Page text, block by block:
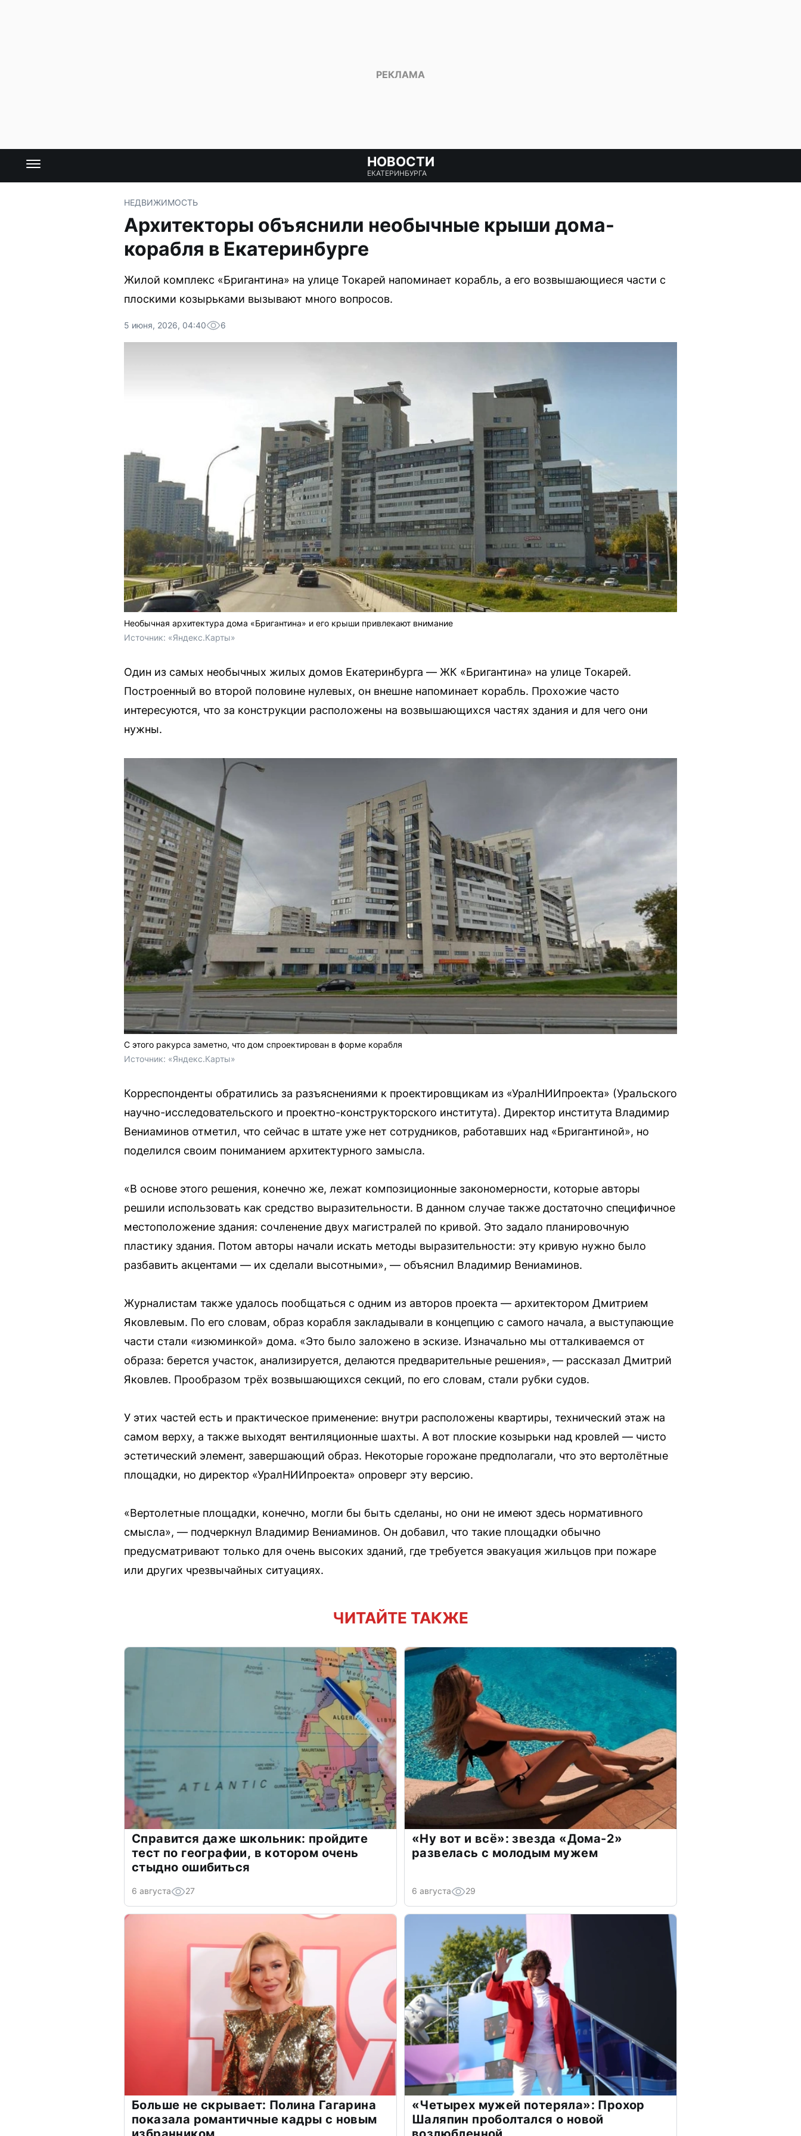
НОВОСТИ
ЕКАТЕРИНБУРГА
НЕДВИЖИМОСТЬ
Архитекторы объяснили необычные крыши дома-
корабля в Екатеринбурге
Жилой комплекс «Бригантина» на улице Токарей напоминает корабль, а его возвышающиеся части с
плоскими козырьками вызывают много вопросов.
5 июня, 2026, 04:40 6
Необычная архитектура дома «Бригантина» и его крыши привлекают внимание
Источник: «Яндекс.Карты»
Один из самых необычных жилых домов Екатеринбурга — ЖК «Бригантина» на улице Токарей.
Построенный во второй половине нулевых, он внешне напоминает корабль. Прохожие часто
интересуются, что за конструкции расположены на возвышающихся частях здания и для чего они
нужны.
С этого ракурса заметно, что дом спроектирован в форме корабля
Источник: «Яндекс.Карты»
Корреспонденты обратились за разъяснениями к проектировщикам из «УралНИИпроекта» (Уральского
научно-исследовательского и проектно-конструкторского института). Директор института Владимир
Вениаминов отметил, что сейчас в штате уже нет сотрудников, работавших над «Бригантиной», но
поделился своим пониманием архитектурного замысла.
«В основе этого решения, конечно же, лежат композиционные закономерности, которые авторы
решили использовать как средство выразительности. В данном случае также достаточно специфичное
местоположение здания: сочленение двух магистралей по кривой. Это задало планировочную
пластику здания. Потом авторы начали искать методы выразительности: эту кривую нужно было
разбавить акцентами — их сделали высотными», — объяснил Владимир Вениаминов.
Журналистам также удалось пообщаться с одним из авторов проекта — архитектором Дмитрием
Яковлевым. По его словам, образ корабля закладывали в концепцию с самого начала, а выступающие
части стали «изюминкой» дома. «Это было заложено в эскизе. Изначально мы отталкиваемся от
образа: берется участок, анализируется, делаются предварительные решения», — рассказал Дмитрий
Яковлев. Прообразом трёх возвышающихся секций, по его словам, стали рубки судов.
У этих частей есть и практическое применение: внутри расположены квартиры, технический этаж на
самом верху, а также выходят вентиляционные шахты. А вот плоские козырьки над кровлей — чисто
эстетический элемент, завершающий образ. Некоторые горожане предполагали, что это вертолётные
площадки, но директор «УралНИИпроекта» опроверг эту версию.
«Вертолетные площадки, конечно, могли бы быть сделаны, но они не имеют здесь нормативного
смысла», — подчеркнул Владимир Вениаминов. Он добавил, что такие площадки обычно
предусматривают только для очень высоких зданий, где требуется эвакуация жильцов при пожаре
или других чрезвычайных ситуациях.
ЧИТАЙТЕ ТАКЖЕ
Справится даже школьник: пройдите
тест по географии, в котором очень
стыдно ошибиться
6 августа 27
«Ну вот и всё»: звезда «Дома-2»
развелась с молодым мужем
6 августа 29
Больше не скрывает: Полина Гагарина
показала романтичные кадры с новым
«Четырех мужей потеряла»: Прохор
Шаляпин проболтался о новой